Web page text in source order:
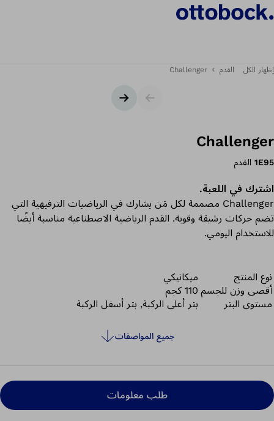
إظهار الكل القدم Challenger
شريط التمريرالشريحة التالية
Challenger
1E95 القدم
اشترك في اللعبة.
Challenger مصممة لكل مَن يشارك في الرياضيات الترفيهية التي
تضم حركات رشيقة وقوية. القدم الرياضية الاصطناعية مناسبة أيضًا
للاستخدام اليومي.
نوع المنتج
ميكانيكي
أقصى وزن للجسم 110 كجم
مستوى البتر
بتر أعلى الركبة, بتر أسفل الركبة
جميع المواصفات
طلب معلومات